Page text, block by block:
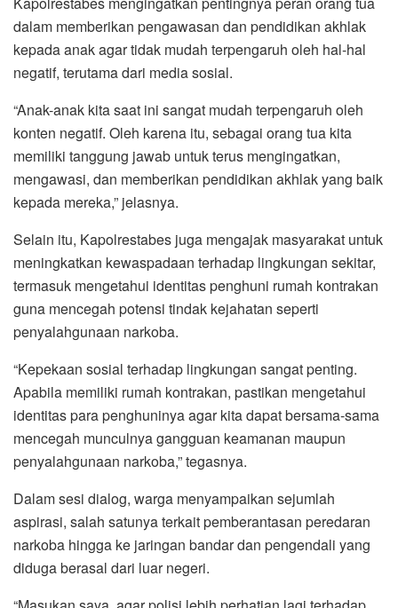
dalam memberikan pengawasan dan pendidikan akhlak
kepada anak agar tidak mudah terpengaruh oleh hal-hal
negatif, terutama dari media sosial.
“Anak-anak kita saat ini sangat mudah terpengaruh oleh
konten negatif. Oleh karena itu, sebagai orang tua kita
memiliki tanggung jawab untuk terus mengingatkan,
mengawasi, dan memberikan pendidikan akhlak yang baik
kepada mereka,” jelasnya.
Selain itu, Kapolrestabes juga mengajak masyarakat untuk
meningkatkan kewaspadaan terhadap lingkungan sekitar,
termasuk mengetahui identitas penghuni rumah kontrakan
guna mencegah potensi tindak kejahatan seperti
penyalahgunaan narkoba.
“Kepekaan sosial terhadap lingkungan sangat penting.
Apabila memiliki rumah kontrakan, pastikan mengetahui
identitas para penghuninya agar kita dapat bersama-sama
mencegah munculnya gangguan keamanan maupun
penyalahgunaan narkoba,” tegasnya.
Dalam sesi dialog, warga menyampaikan sejumlah
aspirasi, salah satunya terkait pemberantasan peredaran
narkoba hingga ke jaringan bandar dan pengendali yang
diduga berasal dari luar negeri.